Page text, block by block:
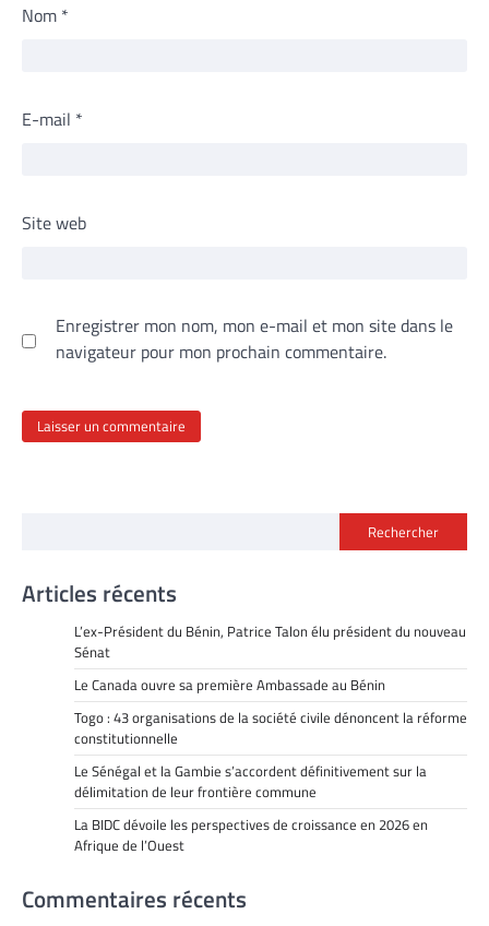
Nom *
E-mail *
Site web
Enregistrer mon nom, mon e-mail et mon site dans le
navigateur pour mon prochain commentaire.
Rechercher
Articles récents
L’ex-Président du Bénin, Patrice Talon élu président du nouveau
Sénat
Le Canada ouvre sa première Ambassade au Bénin
Togo : 43 organisations de la société civile dénoncent la réforme
constitutionnelle
Le Sénégal et la Gambie s’accordent définitivement sur la
délimitation de leur frontière commune
La BIDC dévoile les perspectives de croissance en 2026 en
Afrique de l’Ouest
Commentaires récents